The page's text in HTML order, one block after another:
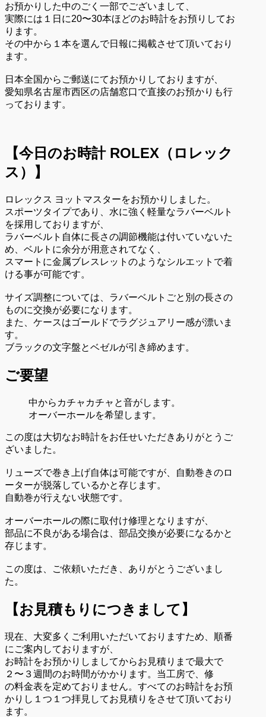
お預かりした中のごく一部でございまして、
実際には１日に20〜30本ほどのお時計をお預りしてお
ります。
その中から１本を選んで日報に掲載させて頂いており
ます。
日本全国からご郵送にてお預かりしておりますが、
愛知県名古屋市西区の店舗窓口で直接のお預かりも行
っております。
【今日のお時計 ROLEX（ロレック
ス）
】
ロレックス ヨットマスターをお預かりしました。
スポーツタイプであり、水に強く軽量なラバーベルト
を採用しておりますが、
ラバーベルト自体に長さの調節機能は付いていないた
め、ベルトに余分が用意されてなく、
スマートに金属ブレスレットのようなシルエットで着
ける事が可能です。
サイズ調整については、ラバーベルトごと別の長さの
ものに交換が必要になります。
また、ケースはゴールドでラグジュアリー感が漂いま
す。
ブラックの文字盤とベゼルが引き締めます。
ご要望
中からカチャカチャと音がします。
オーバーホールを希望します。
この度は大切なお時計をお任せいただきありがとうご
ざいました。
リューズで巻き上げ自体は可能ですが、自動巻きのロ
ーターが脱落しているかと存じます。
自動巻が行えない状態です。
オーバーホールの際に取付け修理となりますが、
部品に不良がある場合は、部品交換が必要になるかと
存じます。
この度は、ご依頼いただき、ありがとうございまし
た。
【お見積もりにつきまして】
現在、大変多くご利用いただいておりますため、順番
にご案内しておりますが、
お時計をお預かりしましてからお見積りまで最大で
２〜３週間のお時間がかかります。当工房で、修
の料金表を定めておりません。すべてのお時計をお預
かりし１つ１つ拝見してお見積りをさせて頂いており
ます。